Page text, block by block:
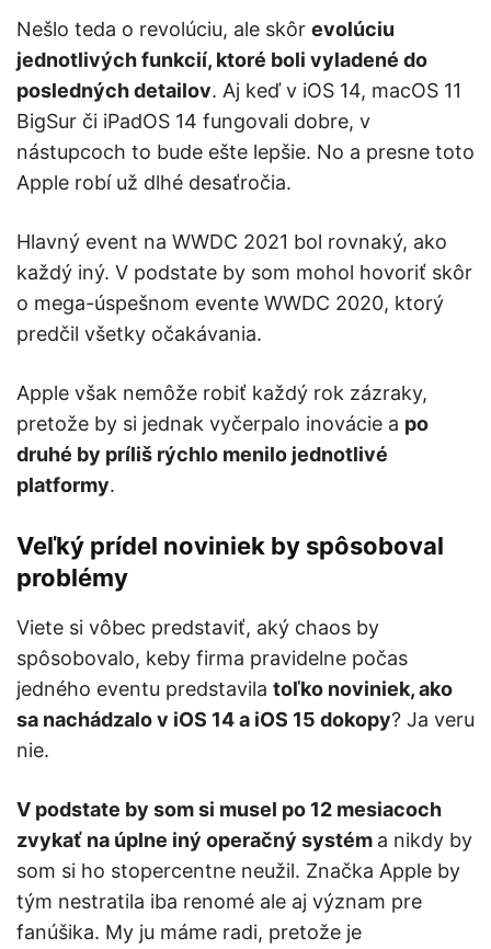
Nešlo teda o revolúciu, ale skôr evolúciu
jednotlivých funkcií, ktoré boli vyladené do
poslednýchdetailov. Aj keď v iOS 14, macOS 11
BigSur či iPadOS 14 fungovali dobre, v
nástupcoch to bude ešte lepšie. No a presne toto
Apple robí už dlhé desaťročia.
Hlavný event na WWDC 2021 bol rovnaký, ako
každý iný. V podstate by som mohol hovoriť skôr
o mega-úspešnom evente WWDC 2020, ktorý
predčil všetky očakávania.
Apple však nemôže robiť každý rok zázraky,
pretože by si jednak vyčerpalo inovácie a po
druhé by príliš rýchlo menilo jednotlivé
platformy.
Veľký prídel noviniek by spôsoboval
problémy
Viete si vôbec predstaviť, aký chaos by
spôsobovalo, keby firma pravidelne počas
jedného eventu predstavila toľko noviniek, ako
sa nachádzalo v iOS 14 a iOS 15 dokopy? Ja veru
nie.
V podstate by som si musel po 12 mesiacoch
zvykať na úplne iný operačný systém a nikdy by
som si ho stopercentne neužil. Značka Apple by
tým nestratila iba renomé ale aj význam pre
fanúšika. My ju máme radi, pretože je